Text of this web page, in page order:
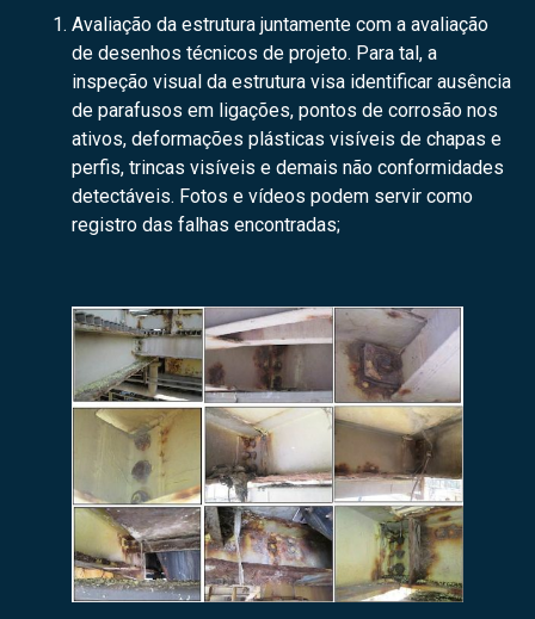
Avaliação da estrutura juntamente com a avaliação
de desenhos técnicos de projeto. Para tal, a
inspeção visual da estrutura visa identificar ausência
de parafusos em ligações, pontos de corrosão nos
ativos, deformações plásticas visíveis de chapas e
perfis, trincas visíveis e demais não conformidades
detectáveis. Fotos e vídeos podem servir como
registro das falhas encontradas;